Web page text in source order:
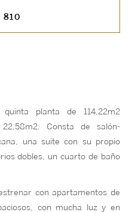
quinta planta de 114,22m2
Consta de salón-
una suite con su propio
dobles, un cuarto de baño
con apartamentos de
con mucha luz y en